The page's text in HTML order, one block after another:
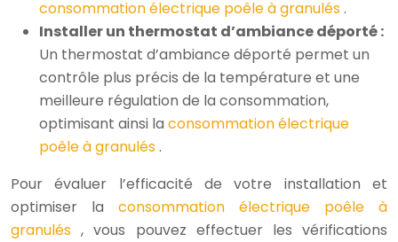
consommation électrique poêle à granulés.
Installer un thermostat d’ambiance déporté :
Un thermostat d’ambiance déporté permet un
contrôle plus précis de la température et une
meilleure régulation de la consommation,
optimisant ainsi la consommation électrique
poêle à granulés.
Pour évaluer l’efficacité de votre installation et
optimiser la consommation électrique poêle à
granulés, vous pouvez effectuer les vérifications